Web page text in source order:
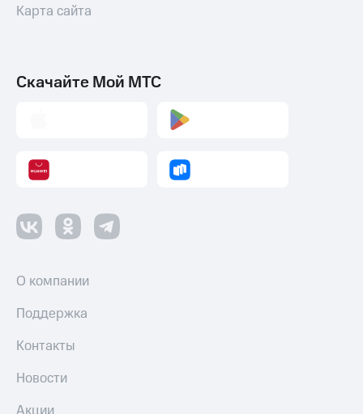
Карта сайта
Скачайте Мой МТС
О компании
Поддержка
Контакты
Новости